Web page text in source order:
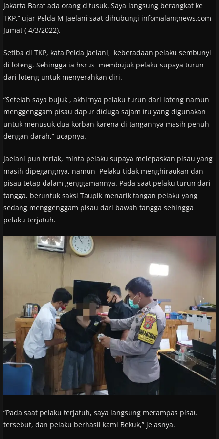
Jakarta Barat ada orang ditusuk. Saya langsung berangkat ke
TKP,” ujar Pelda M Jaelani saat dihubungi infomalangnews.com
Jumat ( 4/3/2022).
Setiba di TKP, kata Pelda Jaelani, keberadaan pelaku sembunyi
di loteng. Sehingga ia hsrus membujuk pelaku supaya turun
dari loteng untuk menyerahkan diri.
“Setelah saya bujuk , akhirnya pelaku turun dari loteng namun
menggenggam pisau dapur diduga sajam itu yang digunakan
untuk menusuk dua korban karena di tangannya masih penuh
dengan darah,” ucapnya.
Jaelani pun teriak, minta pelaku supaya melepaskan pisau yang
masih dipegangnya, namun Pelaku tidak menghiraukan dan
pisau tetap dalam genggamannya. Pada saat pelaku turun dari
tangga, beruntuk saksi Taupik menarik tangan pelaku yang
sedang menggenggam pisau dari bawah tangga sehingga
pelaku terjatuh.
“Pada saat pelaku terjatuh, saya langsung merampas pisau
tersebut, dan pelaku berhasil kami Bekuk,” jelasnya.